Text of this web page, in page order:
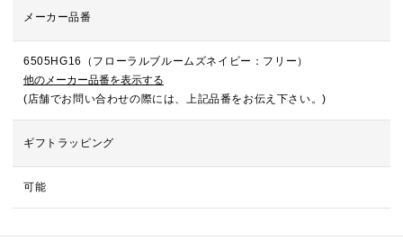
メーカー品番
6505HG16（フローラルブルームズネイビー：フリー）
他のメーカー品番を表示する
(店舗でお問い合わせの際には、上記品番をお伝え下さい。)
ギフトラッピング
可能